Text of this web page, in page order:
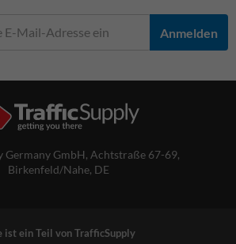
Anmelden
Germany GmbH, Achtstraße 67-69,
Birkenfeld/Nahe, DE
ist ein Teil von TrafficSupply